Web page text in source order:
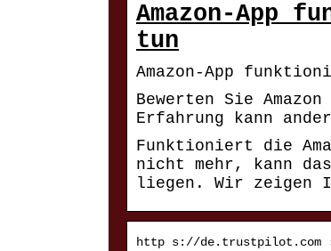
Amazon-App
tun
Amazon-App
Bewerten Sie
Erfahrung kann
Funktioniert die
nicht mehr, kann
liegen. Wir zeigen
http s://de.trustpilot.com